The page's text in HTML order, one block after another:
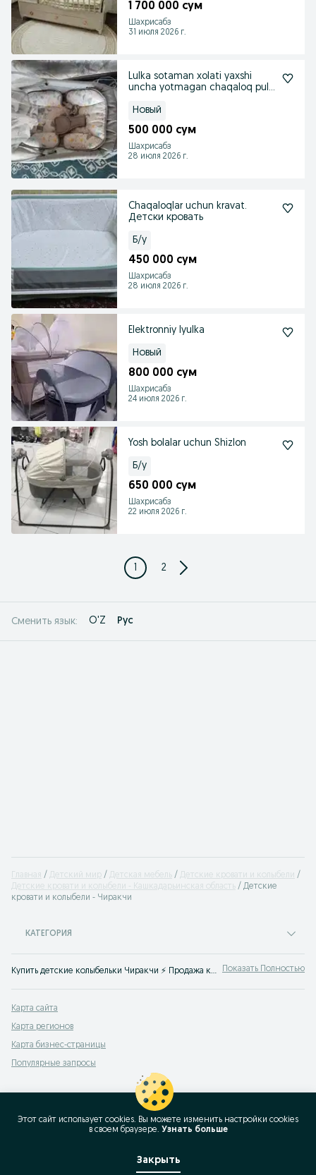
1 700 000 сум
Шахрисабз
31 июля 2026 г.
Lulka sotaman xolati yaxshi
uncha yotmagan chaqaloq pul
Новый
500 000 сум
Шахрисабз
28 июля 2026 г.
Chaqaloqlar uchun kravat.
Детски кровать
Б/у
450 000 сум
Шахрисабз
28 июля 2026 г.
Elektronniy lyulka
Новый
800 000 сум
Шахрисабз
24 июля 2026 г.
Yosh bolalar uchun Shizlon
Б/у
650 000 сум
Шахрисабз
22 июля 2026 г.
1 2
Сменить язык: O'Z Рус
Главная Детский мир Детская мебель
Детские кровати и колыбели
Детские кровати и колыбели - Кашкадарьинская область
Детские
кровати и колыбели - Чиракчи
КАТЕГОРИЯ
Купить детские колыбельки Чиракчи ⚡️ Продажа кроваток детских по лучшим ценам ✌ Выгодные цены на новую и Б/У детскую мебель на OLX.uz! Показать Полностью
Карта сайта
Карта регионов
Карта бизнес-страницы
Популярные запросы
Этот сайт использует cookies. Вы можете изменить настройки cookies
в своeм браузере. Узнать больше
Закрыть